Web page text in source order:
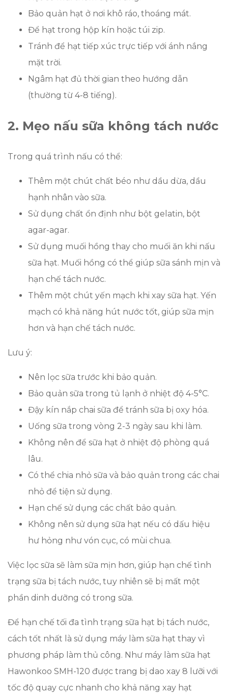
Bảo quản hạt ở nơi khô ráo, thoáng mát.
Để hạt trong hộp kín hoặc túi zip.
Tránh để hạt tiếp xúc trực tiếp với ánh nắng
mặt trời.
Ngâm hạt đủ thời gian theo hướng dẫn
(thường từ 4-8 tiếng).
2. Mẹo nấu sữa không tách nước
Trong quá trình nấu có thể:
Thêm một chút chất béo như dầu dừa, dầu
hạnh nhân vào sữa.
Sử dụng chất ổn định như bột gelatin, bột
agar-agar.
Sử dụng muối hồng thay cho muối ăn khi nấu
sữa hạt. Muối hồng có thể giúp sữa sánh mịn và
hạn chế tách nước.
Thêm một chút yến mạch khi xay sữa hạt. Yến
mạch có khả năng hút nước tốt, giúp sữa mịn
hơn và hạn chế tách nước.
Lưu ý:
Nên lọc sữa trước khi bảo quản.
Bảo quản sữa trong tủ lạnh ở nhiệt độ 4-5°C.
Đậy kín nắp chai sữa để tránh sữa bị oxy hóa.
Uống sữa trong vòng 2-3 ngày sau khi làm.
Không nên để sữa hạt ở nhiệt độ phòng quá
lâu.
Có thể chia nhỏ sữa và bảo quản trong các chai
nhỏ để tiện sử dụng.
Hạn chế sử dụng các chất bảo quản.
Không nên sử dụng sữa hạt nếu có dấu hiệu
hư hỏng như vón cục, có mùi chua.
Việc lọc sữa sẽ làm sữa mịn hơn, giúp hạn chế tình
trạng sữa bị tách nước, tuy nhiên sẽ bị mất một
phần dinh dưỡng có trong sữa.
Để hạn chế tối đa tình trạng sữa hạt bị tách nước,
cách tốt nhất là sử dụng máy làm sữa hạt thay vì
phương pháp làm thủ công. Như máy làm sữa hạt
Hawonkoo SMH-120 được trang bị dao xay 8 lưỡi với
tốc độ quay cực nhanh cho khả năng xay hạt